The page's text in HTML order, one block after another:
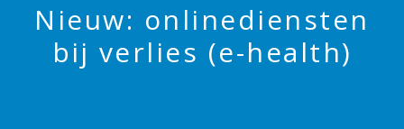
Nieuw: onlinediensten
bij verlies (e-health)